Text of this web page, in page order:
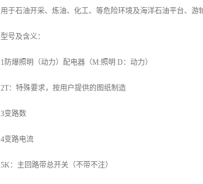
用于石油开采、炼油、化工、等危险环境及海洋石油平台、游
型号及含义：
1防爆照明（动力）配电器（M:照明 D：动力）
2T：特殊要求，按用户提供的图纸制造
3变路数
4变路电流
5K：主回路带总开关（不带不注）